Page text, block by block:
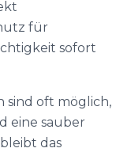
für
sofort
sind oft möglich,
eine sauber
das